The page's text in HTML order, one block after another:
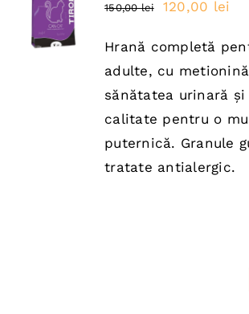
ÎN COȘ
/
DETAILS
150,00lei
Prețul
a
fost:
150,00 lei.
120,00 lei
Hrană completă
adulte, cu
sănătatea urinară
calitate pentru o
puternică. Granule
tratate antialergic.